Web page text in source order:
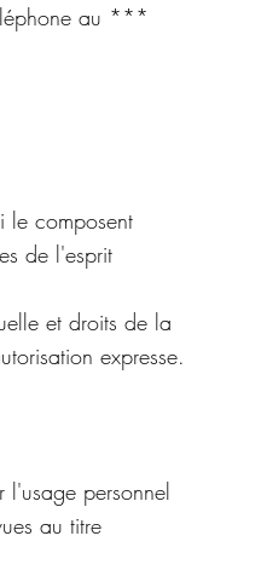
au ***
le composent
de l'esprit
et droits de la
expresse.
l'usage personnel
au titre